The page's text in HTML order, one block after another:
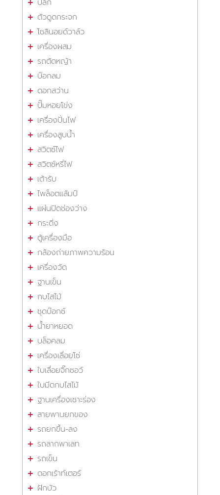
ปลั๊ก
ตัวดูดกระจก
โซลินอยด์วาล์ว
เครื่องผสม
รถตัดหญ้า
บ๊อกลม
ดอกสว่าน
ปั๊มหอยโข่ง
เครื่องปั่นไฟ
เครื่องสูบน้ำ
สวิตซ์ไฟ
สวิตซ์หรี่ไฟ
เต้ารับ
ไพล็อตแล้มป์
แผ่นปิดช่องว่าง
กระดิ่ง
ตู้เครื่องมือ
กล้องถ่ายภาพความร้อน
เครื่องวัด
ฐานเข็น
กบไสไม้
ชุดบ๊อกซ์
น้ำยาหยอด
บล็อคลม
เครื่องเลื่อยโซ่
ใบเลื่อยจิ๊กซอว์
ใบมีดกบไสไม้
ฐานเครื่องเซาะร่อง
สายพานยกของ
รถยกขึ้น-ลง
รถลากพาเลท
รถเข็น
ดอกเร้าท์เตอร์
ฝักบัว